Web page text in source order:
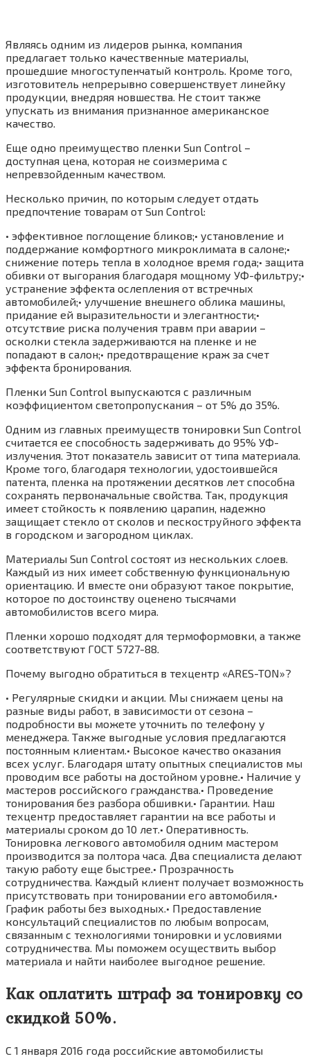
Являясь одним из лидеров рынка, компания
предлагает только качественные материалы,
прошедшие многоступенчатый контроль. Кроме того,
изготовитель непрерывно совершенствует линейку
продукции, внедряя новшества. Не стоит также
упускать из внимания признанное американское
качество.
Еще одно преимущество пленки Sun Control –
доступная цена, которая не соизмерима с
непревзойденным качеством.
Несколько причин, по которым следует отдать
предпочтение товарам от Sun Control:
• эффективное поглощение бликов;• установление и
поддержание комфортного микроклимата в салоне;•
снижение потерь тепла в холодное время года;• защита
обивки от выгорания благодаря мощному УФ-фильтру;•
устранение эффекта ослепления от встречных
автомобилей;• улучшение внешнего облика машины,
придание ей выразительности и элегантности;•
отсутствие риска получения травм при аварии –
осколки стекла задерживаются на пленке и не
попадают в салон;• предотвращение краж за счет
эффекта бронирования.
Пленки Sun Control выпускаются с различным
коэффициентом светопропускания – от 5% до 35%.
Одним из главных преимуществ тонировки Sun Control
считается ее способность задерживать до 95% УФ-
излучения. Этот показатель зависит от типа материала.
Кроме того, благодаря технологии, удостоившейся
патента, пленка на протяжении десятков лет способна
сохранять первоначальные свойства. Так, продукция
имеет стойкость к появлению царапин, надежно
защищает стекло от сколов и пескоструйного эффекта
в городском и загородном циклах.
Материалы Sun Control состоят из нескольких слоев.
Каждый из них имеет собственную функциональную
ориентацию. И вместе они образуют такое покрытие,
которое по достоинству оценено тысячами
автомобилистов всего мира.
Пленки хорошо подходят для термоформовки, а также
соответствуют ГОСТ 5727-88.
Почему выгодно обратиться в техцентр «АRES-TON»?
• Регулярные скидки и акции. Мы снижаем цены на
разные виды работ, в зависимости от сезона –
подробности вы можете уточнить по телефону у
менеджера. Также выгодные условия предлагаются
постоянным клиентам.• Высокое качество оказания
всех услуг. Благодаря штату опытных специалистов мы
проводим все работы на достойном уровне.• Наличие у
мастеров российского гражданства.• Проведение
тонирования без разбора обшивки.• Гарантии. Наш
техцентр предоставляет гарантии на все работы и
материалы сроком до 10 лет.• Оперативность.
Тонировка легкового автомобиля одним мастером
производится за полтора часа. Два специалиста делают
такую работу еще быстрее.• Прозрачность
сотрудничества. Каждый клиент получает возможность
присутствовать при тонировании его автомобиля.•
График работы без выходных.• Предоставление
консультаций специалистов по любым вопросам,
связанным с технологиями тонировки и условиями
сотрудничества. Мы поможем осуществить выбор
материала и найти наиболее выгодное решение.
Как оплатить штраф за тонировку со
скидкой 50%.
С 1 января 2016 года российские автомобилисты